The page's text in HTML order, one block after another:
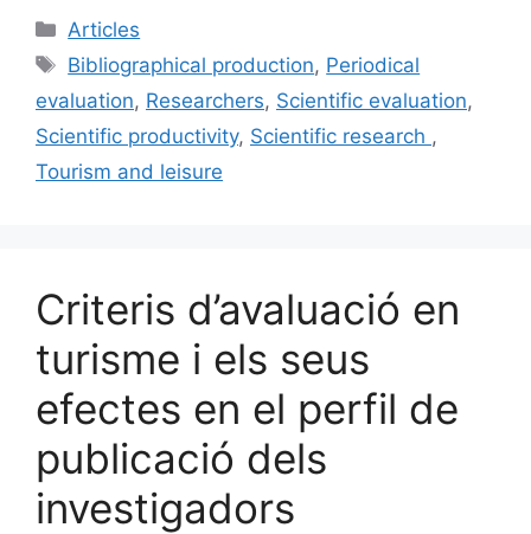
c
e
b
o
o
ai
l
s
k
y
e
dI
n
p
ar
te
Categories
Articles
Etiquetes
Bibliographical production, Periodical
evaluation, Researchers, Scientific evaluation,
Scientific productivity, Scientific research ,
Tourism and leisure
Criteris d’avaluació en
turisme i els seus
efectes en el perfil de
publicació dels
investigadors